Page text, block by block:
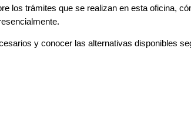
los trámites que se realizan en esta oficina,
y conocer las alternativas disponibles